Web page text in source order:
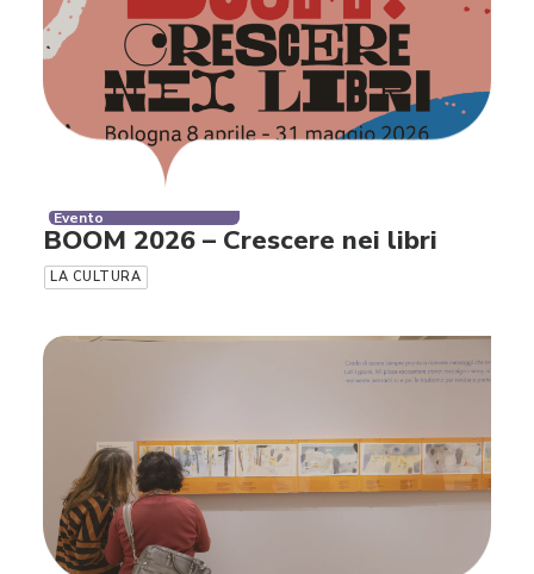
Evento
BOOM 2026 – Crescere nei libri
LA CULTURA